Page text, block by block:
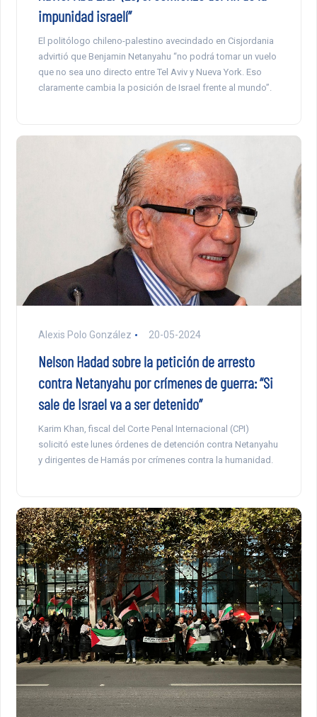
impunidad israelí”
El politólogo chileno-palestino avecindado en Cisjordania
advirtió que Benjamin Netanyahu “no podrá tomar un vuelo
que no sea uno directo entre Tel Aviv y Nueva York. Eso
claramente cambia la posición de Israel frente al mundo”.
Alexis Polo González 20-05-2024
Nelson Hadad sobre la petición de arresto
contra Netanyahu por crímenes de guerra: “Si
sale de Israel va a ser detenido”
Karim Khan, fiscal del Corte Penal Internacional (CPI)
solicitó este lunes órdenes de detención contra Netanyahu
y dirigentes de Hamás por crímenes contra la humanidad.